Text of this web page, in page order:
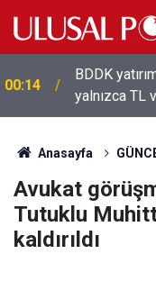
00:14
BDDK
yalnızca TL
Anasayfa
Avukat
Tutuklu
kaldırıldı